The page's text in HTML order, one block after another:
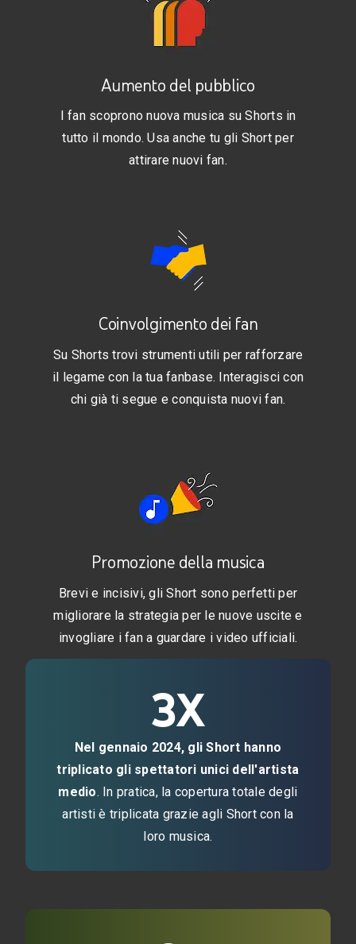
Aumento del pubblico
I fan scoprono nuova musica su Shorts in
tutto il mondo. Usa anche tu gli Short per
attirare nuovi fan.
Coinvolgimento dei fan
Su Shorts trovi strumenti utili per rafforzare
il legame con la tua fanbase. Interagisci con
chi già ti segue e conquista nuovi fan.
Promozione della musica
Brevi e incisivi, gli Short sono perfetti per
migliorare la strategia per le nuove uscite e
invogliare i fan a guardare i video ufficiali.
3X
Nel gennaio 2024, gli Short hanno
triplicato gli spettatori unici dell'artista
medio. In pratica, la copertura totale degli
artisti è triplicata grazie agli Short con la
loro musica.